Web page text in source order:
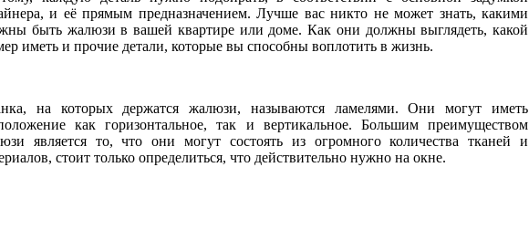
и её прямым предназначением. Лучше вас никто не может знать, какими
быть жалюзи в вашей квартире или доме. Как они должны выглядеть, какой
иметь и прочие детали, которые вы способны воплотить в жизнь.
на которых держатся жалюзи, называются ламелями. Они могут иметь
как горизонтальное, так и вертикальное. Большим преимуществом
является то, что они могут состоять из огромного количества тканей и
стоит только определиться, что действительно нужно на окне.